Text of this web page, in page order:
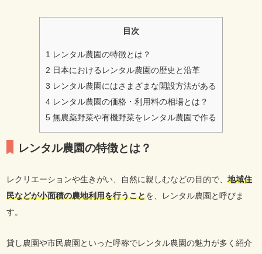
目次
1 レンタル農園の特徴とは？
2 日本におけるレンタル農園の歴史と沿革
3 レンタル農園にはさまざまな開設方法がある
4 レンタル農園の価格・利用料の相場とは？
5 無農薬野菜や有機野菜をレンタル農園で作る
レンタル農園の特徴とは？
レクリエーションや生きがい、自然に親しむなどの目的で、地域住
民などが小面積の農地利用を行うことを、レンタル農園と呼びま
す。
貸し農園や市民農園といった呼称でレンタル農園の魅力が多く紹介